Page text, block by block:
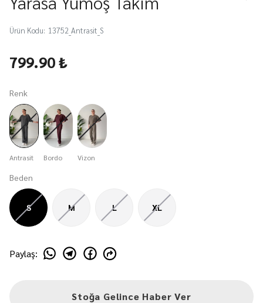
Ürün Kodu: 13752_Antrasit_S
799.90 ₺
Renk
Antrasit Bordo Vizon
Beden
S M L XL
Paylaş:
Stoğa Gelince Haber Ver